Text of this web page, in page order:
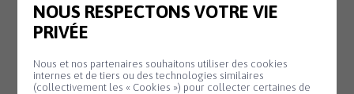
NOUS RESPECTONS VOTRE VIE
PRIVÉE
Nous et nos partenaires souhaitons utiliser des cookies
internes et de tiers ou des technologies similaires
(collectivement les « Cookies ») pour collecter certaines de